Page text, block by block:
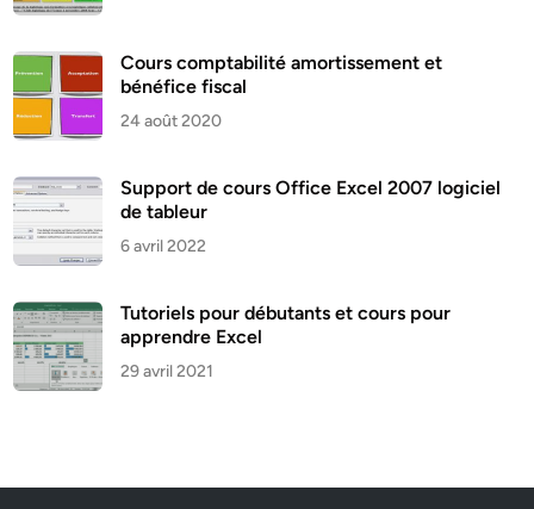
Cours comptabilité amortissement et
bénéfice fiscal
24 août 2020
Support de cours Office Excel 2007 logiciel
de tableur
6 avril 2022
Tutoriels pour débutants et cours pour
apprendre Excel
29 avril 2021